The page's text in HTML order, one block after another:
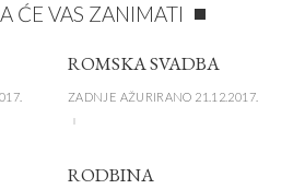
ĆE VAS ZANIMATI
ROMSKA SVADBA
ZADNJE AŽURIRANO 21.12.2017.
RODBINA